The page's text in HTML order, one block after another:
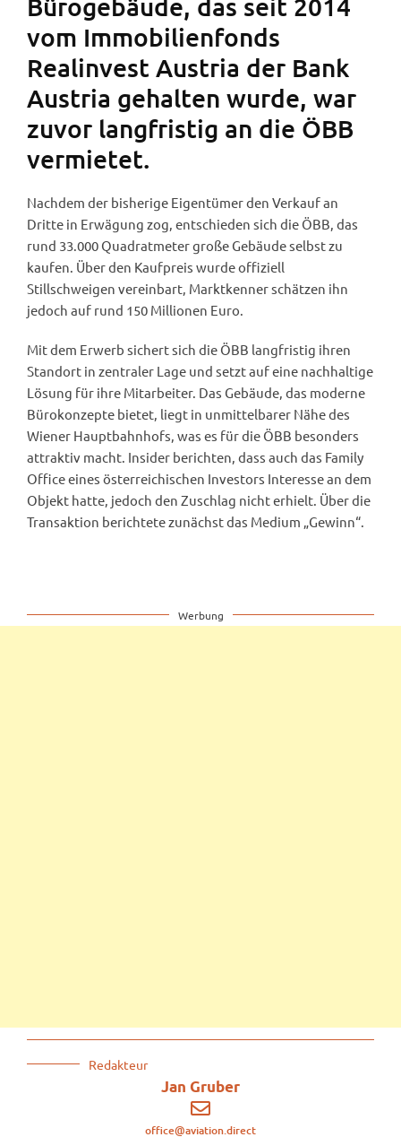
Redakteur
Jan Gruber
office@aviation.direct
Bürogebäude, das seit 2014
vom Immobilienfonds
Realinvest Austria der Bank
Austria gehalten wurde, war
zuvor langfristig an die ÖBB
vermietet.
Nachdem der bisherige Eigentümer den Verkauf an
Dritte in Erwägung zog, entschieden sich die ÖBB, das
rund 33.000 Quadratmeter große Gebäude selbst zu
kaufen. Über den Kaufpreis wurde offiziell
Stillschweigen vereinbart, Marktkenner schätzen ihn
jedoch auf rund 150 Millionen Euro.
Mit dem Erwerb sichert sich die ÖBB langfristig ihren
Standort in zentraler Lage und setzt auf eine nachhaltige
Lösung für ihre Mitarbeiter. Das Gebäude, das moderne
Bürokonzepte bietet, liegt in unmittelbarer Nähe des
Wiener Hauptbahnhofs, was es für die ÖBB besonders
attraktiv macht. Insider berichten, dass auch das Family
Office eines österreichischen Investors Interesse an dem
Objekt hatte, jedoch den Zuschlag nicht erhielt. Über die
Transaktion berichtete zunächst das Medium „Gewinn“.
Werbung